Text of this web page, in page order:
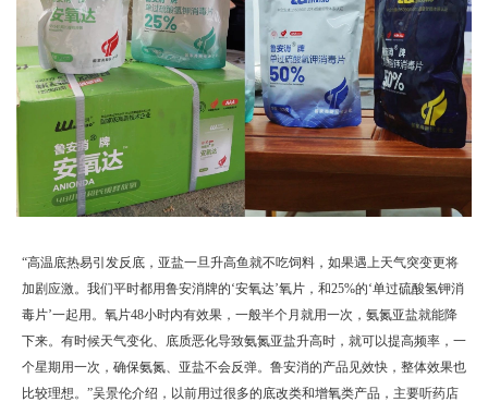
“高温底热易引发反底，亚盐一旦升高鱼就不吃饲料，如果遇上天气突变更将
加剧应激。我们平时都用鲁安消牌的‘安氧达’氧片，和25%的‘单过硫酸氢钾消
毒片’一起用。氧片48小时内有效果，一般半个月就用一次，氨氮亚盐就能降
下来。有时候天气变化、底质恶化导致氨氮亚盐升高时，就可以提高频率，一
个星期用一次，确保氨氮、亚盐不会反弹。鲁安消的产品见效快，整体效果也
比较理想。”吴景伦介绍，以前用过很多的底改类和增氧类产品，主要听药店